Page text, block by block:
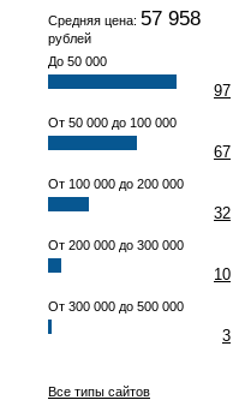
Средняя цена: 57 958
рублей
До 50 000
97
От 50 000 до 100 000
67
От 100 000 до 200 000
32
От 200 000 до 300 000
10
От 300 000 до 500 000
3
Все типы сайтов